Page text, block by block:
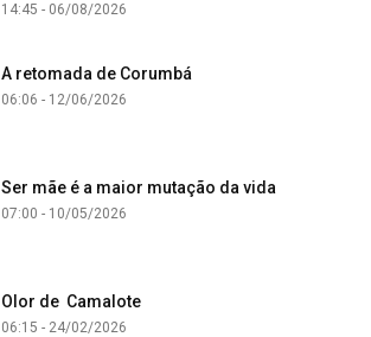
14:45 - 06/08/2026
A retomada de Corumbá
06:06 - 12/06/2026
Ser mãe é a maior mutação da vida
07:00 - 10/05/2026
Olor de Camalote
06:15 - 24/02/2026